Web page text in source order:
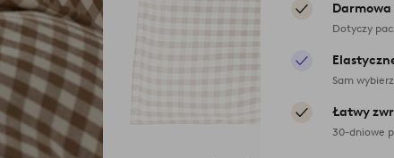
Darmowa
Dotyczy
Sam
Łatwy
30-dniowe